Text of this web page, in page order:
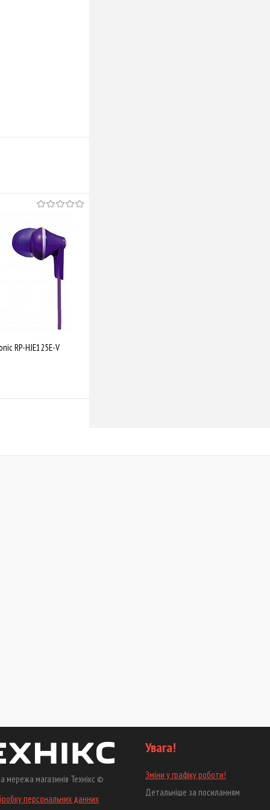
RP-HJE125E-V
мережа магазинів Технікс ©
персональних данних
Увага!
Зміни у графіку роботи!
Детальніше за посиланням